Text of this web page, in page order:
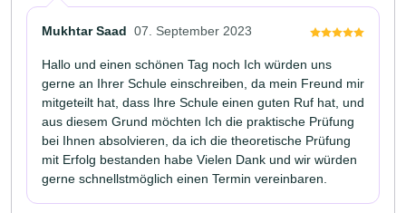
Mukhtar Saad 07. September 2023
Hallo und einen schönen Tag noch Ich würden uns
gerne an Ihrer Schule einschreiben, da mein Freund mir
mitgeteilt hat, dass Ihre Schule einen guten Ruf hat, und
aus diesem Grund möchten Ich die praktische Prüfung
bei Ihnen absolvieren, da ich die theoretische Prüfung
mit Erfolg bestanden habe Vielen Dank und wir würden
gerne schnellstmöglich einen Termin vereinbaren.